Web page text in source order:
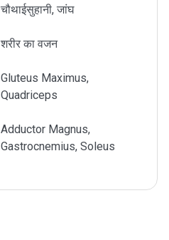
चौथाईसुहानी, जांघ
शरीर का वजन
Gluteus Maximus,
Quadriceps
Adductor Magnus,
Gastrocnemius, Soleus